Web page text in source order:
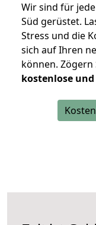
Wir sind für
Süd gerüstet.
Stress und die
sich auf Ihren
können. Zögern
kostenlose